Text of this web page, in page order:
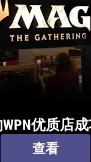
优质店
查看